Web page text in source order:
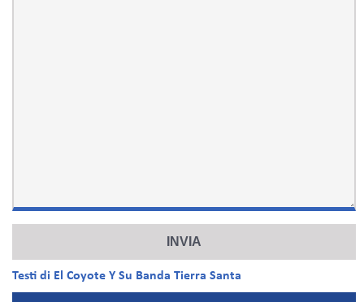
Testi di El Coyote Y Su Banda Tierra Santa